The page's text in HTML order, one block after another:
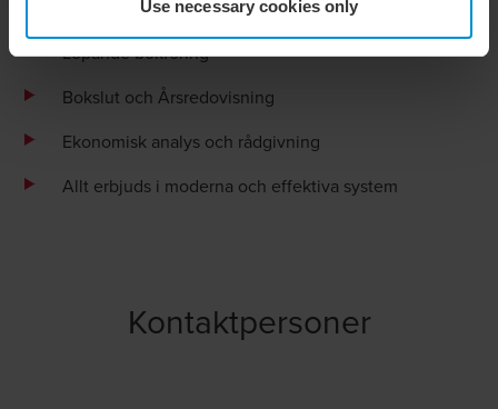
Use necessary cookies only
Reseräkning och utlägg
Löpande bokföring
Bokslut och Årsredovisning
Ekonomisk analys och rådgivning
Allt erbjuds i moderna och effektiva system
Kontaktpersoner